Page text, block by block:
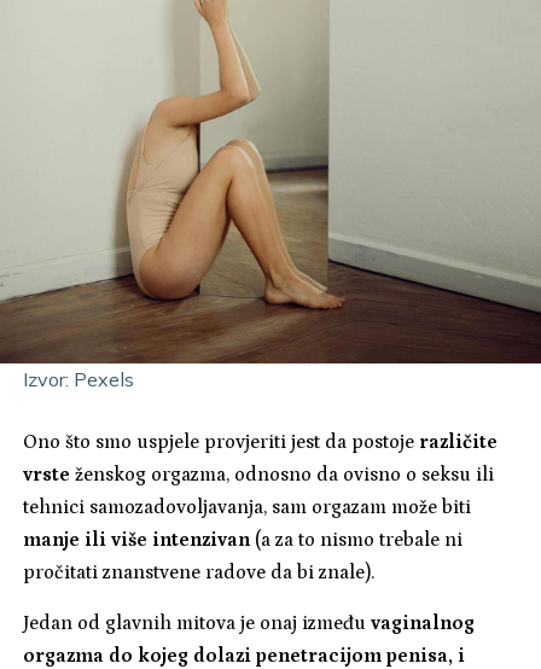
Izvor: Pexels
Ono što smo uspjele provjeriti jest da postoje različite
vrste ženskog orgazma, odnosno da ovisno o seksu ili
tehnici samozadovoljavanja, sam orgazam može biti
manje ili više intenzivan (a za to nismo trebale ni
pročitati znanstvene radove da bi znale).
Jedan od glavnih mitova je onaj izmeđuvaginalnog
orgazma do kojeg dolazi penetracijom penisa, i